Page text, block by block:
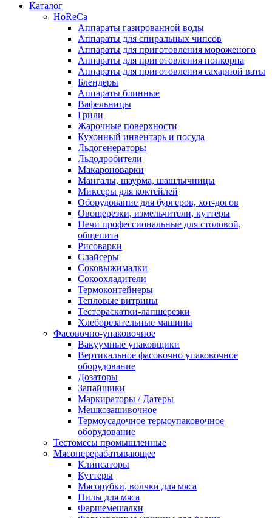
Каталог
HoReCa
Аппараты газированной воды
Аппараты для спиральных чипсов
Аппараты для приготовления мороженого
Аппараты для приготовления попкорна
Аппараты для приготовления сахарной ваты
Блендеры
Аппараты блинные
Вафельницы
Грили
Жарочные поверхности
Кухонный инвентарь и посуда
Льдогенераторы
Льдодробители
Макароноварки
Мангалы, шаурма, шашлычницы
Миксеры для коктейлей
Оборудование для бургеров, хот-догов
Овощерезки, измельчители, куттеры
Печи профессиональные для столовой,
общепита
Рисоварки
Слайсеры
Соковыжималки
Сокоохладители
Термоконтейнеры
Тепловые витрины
Тестораскатки-лапшерезки
Хлеборезательные машины
Фасовочно-упаковочное
Вакуумные упаковщики
Вертикальное фасовочно упаковочное
оборудование
Дозаторы
Запайщики
Маркираторы / Датеры
Мешкозашивочное
Термоусадочное термоупаковочное
оборудование
Тестомесы промышленные
Мясоперерабатывающее
Клипсаторы
Куттеры
Мясорубки, волчки для мяса
Пилы для мяса
Фаршемешалки